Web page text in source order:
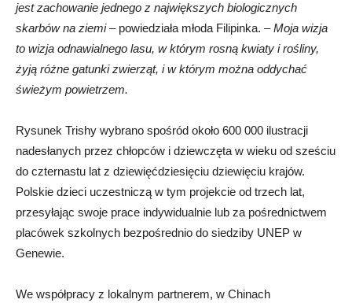
jest zachowanie jednego z największych biologicznych
skarbów na ziemi– powiedziała młoda Filipinka. –Moja wizja
to wizja odnawialnego lasu, w którym rosną kwiaty i rośliny,
żyją różne gatunki zwierząt, i w którym można oddychać
świeżym powietrzem.
Rysunek Trishy wybrano spośród około 600 000 ilustracji
nadesłanych przez chłopców i dziewczęta w wieku od sześciu
do czternastu lat z dziewięćdziesięciu dziewięciu krajów.
Polskie dzieci uczestniczą w tym projekcie od trzech lat,
przesyłając swoje prace indywidualnie lub za pośrednictwem
placówek szkolnych bezpośrednio do siedziby UNEP w
Genewie.
We współpracy z lokalnym partnerem, w Chinach